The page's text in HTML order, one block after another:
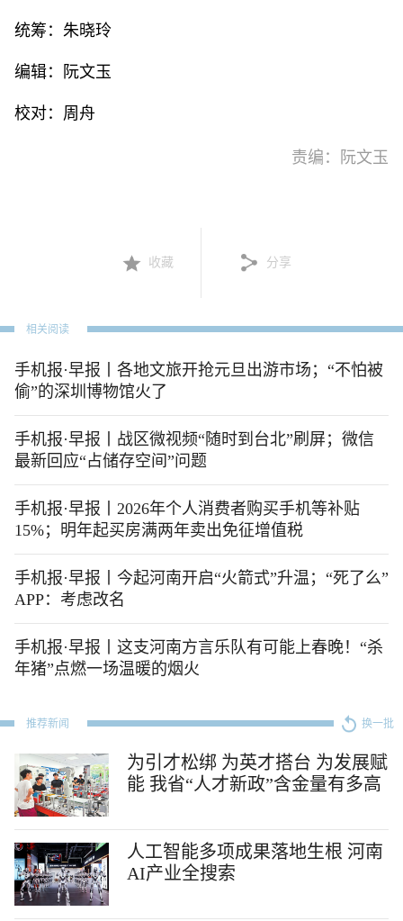
统筹：朱晓玲
编辑：阮文玉
校对：周舟
责编：阮文玉
收藏 分享
相关阅读
手机报·早报丨各地文旅开抢元旦出游市场；“不怕被
偷”的深圳博物馆火了
手机报·早报丨战区微视频“随时到台北”刷屏；微信
最新回应“占储存空间”问题
手机报·早报丨2026年个人消费者购买手机等补贴
15%；明年起买房满两年卖出免征增值税
手机报·早报丨今起河南开启“火箭式”升温；“死了么”
APP：考虑改名
手机报·早报丨这支河南方言乐队有可能上春晚！“杀
年猪”点燃一场温暖的烟火
推荐新闻 换一批
为引才松绑 为英才搭台 为发展赋
能 我省“人才新政”含金量有多高
人工智能多项成果落地生根 河南
AI产业全搜索